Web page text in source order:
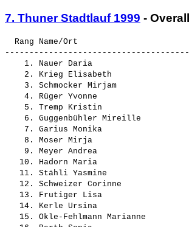
7. Thuner Stadtlauf 1999 -
Rang Name/Ort
1. Nauer Daria
2. Krieg Elisabeth
3. Schmocker Mirjam
4. Rüger Yvonne
5. Tremp Kristin
6. Guggenbühler Mireille
7. Garius Monika
8. Moser Mirja
9. Meyer Andrea
10. Hadorn Maria
11. Stähli Yasmine
12. Schweizer Corinne
13. Frutiger Lisa
14. Kerle Ursina
15. Okle-Fehlmann Marianne